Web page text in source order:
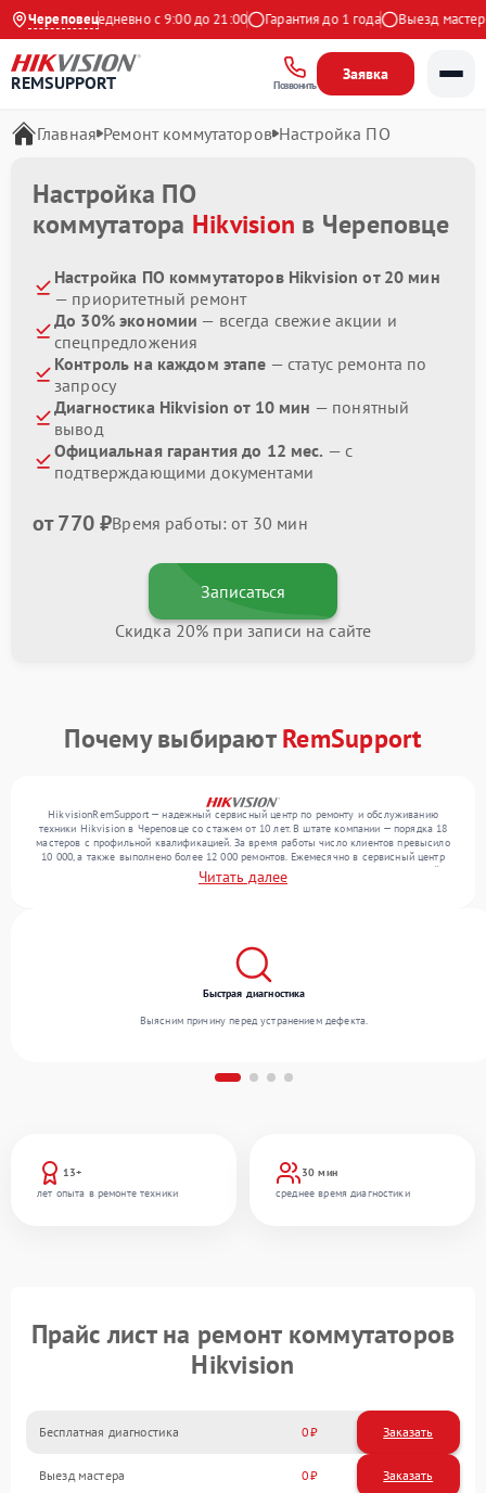
ЧереповецЕжедневно с 9:00 до 21:00 Гарантия до 1 года Выезд мастера
REMSUPPORT Позвонить
Заявка
Главная Ремонт коммутаторов Настройка ПО
Настройка ПО
коммутатора Hikvision в Череповце
Настройка ПО коммутаторов Hikvision от 20 мин
— приоритетный ремонт
До 30% экономии — всегда свежие акции и
спецпредложения
Контроль на каждом этапе — статус ремонта по
запросу
Диагностика Hikvision от 10 мин — понятный
вывод
Официальная гарантия до 12 мес. — с
подтверждающими документами
от 770 ₽Время работы: от 30 мин
Записаться
Скидка 20% при записи на сайте
Почему выбираютRemSupport
HikvisionRemSupport — надежный сервисный центр по ремонту и обслуживанию
техники Hikvision в Череповце со стажем от 10 лет. В штате компании — порядка 18
мастеров с профильной квалификацией. За время работы число клиентов превысило
10 000, а также выполнено более 12 000 ремонтов. Ежемесячно в сервисный центр
поступает свыше 300 единиц техники, включая , , . Мы устраняем поломки любой
сложности и поддерживаем высокий стандарт качества благодаря отлаженным
Читать далее
13+
лет опыта в ремонте техники
30 мин
среднее время диагностики
Быстрая диагностика
Выясним причину перед устранением дефекта.
Прайс лист на ремонт коммутаторов
Hikvision
Бесплатная диагностика 0 Заказать
Выезд мастера 0 Заказать